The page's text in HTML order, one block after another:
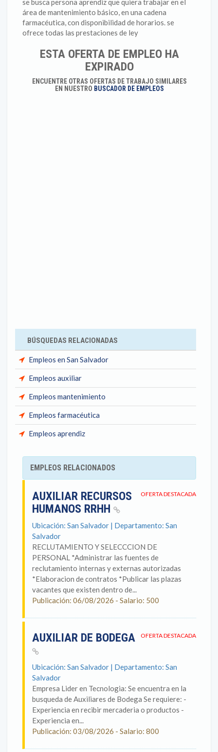
se busca persona aprendiz que quiera trabajar en el
área de mantenimiento básico, en una cadena
farmacéutica, con disponibilidad de horarios. se
ofrece todas las prestaciones de ley
ESTA OFERTA DE EMPLEO HA
EXPIRADO
ENCUENTRE OTRAS OFERTAS DE TRABAJO SIMILARES
EN NUESTRO BUSCADOR DE EMPLEOS
BÚSQUEDAS RELACIONADAS
Empleos en San Salvador
Empleos auxiliar
Empleos mantenimiento
Empleos farmacéutica
Empleos aprendiz
EMPLEOS RELACIONADOS
OFERTA DESTACADA
AUXILIAR RECURSOS
HUMANOS RRHH
Ubicación: San Salvador | Departamento: San
Salvador
RECLUTAMIENTO Y SELECCCION DE
PERSONAL *Administrar las fuentes de
reclutamiento internas y externas autorizadas
*Elaboracion de contratos *Publicar las plazas
vacantes que existen dentro de...
Publicación: 06/08/2026 - Salario: 500
OFERTA DESTACADA
AUXILIAR DE BODEGA
Ubicación: San Salvador | Departamento: San
Salvador
Empresa Lider en Tecnologia: Se encuentra en la
busqueda de Auxiliares de Bodega Se requiere: -
Experiencia en recibir mercaderia o productos -
Experiencia en...
Publicación: 03/08/2026 - Salario: 800